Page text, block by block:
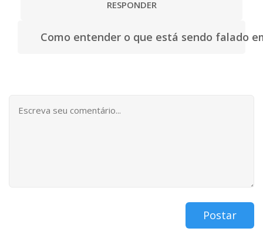
RESPONDER
Como entender o que está sendo falado
Postar